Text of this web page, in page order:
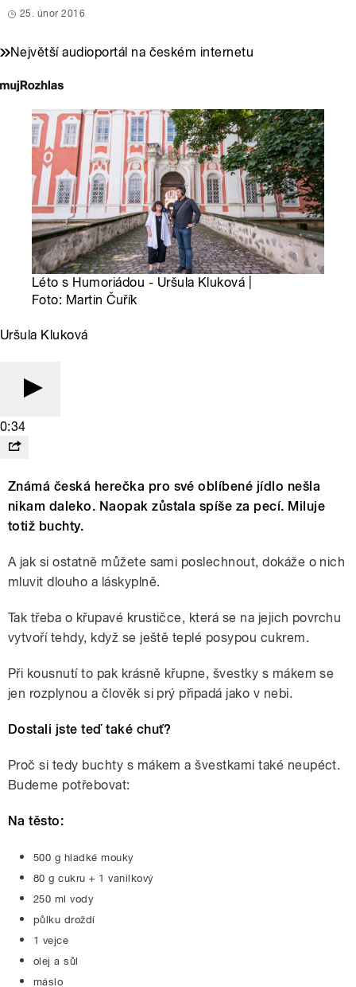
25. únor 2016
Největší audioportál na českém internetu
Léto s Humoriádou - Uršula Kluková |
Foto: Martin Čuřík
Uršula Kluková
0:34
Známá česká herečka pro své oblíbené jídlo nešla
nikam daleko. Naopak zůstala spíše za pecí. Miluje
totiž buchty.
A jak si ostatně můžete sami poslechnout, dokáže o nich
mluvit dlouho a láskyplně.
Tak třeba o křupavé krustičce, která se na jejich povrchu
vytvoří tehdy, když se ještě teplé posypou cukrem.
Při kousnutí to pak krásně křupne, švestky s mákem se
jen rozplynou a člověk si prý připadá jako v nebi.
Dostali jste teď také chuť?
Proč si tedy buchty s mákem a švestkami také neupéct.
Budeme potřebovat:
Na těsto:
500 g hladké mouky
80 g cukru + 1 vanilkový
250 ml vody
půlku droždí
1 vejce
olej a sůl
máslo